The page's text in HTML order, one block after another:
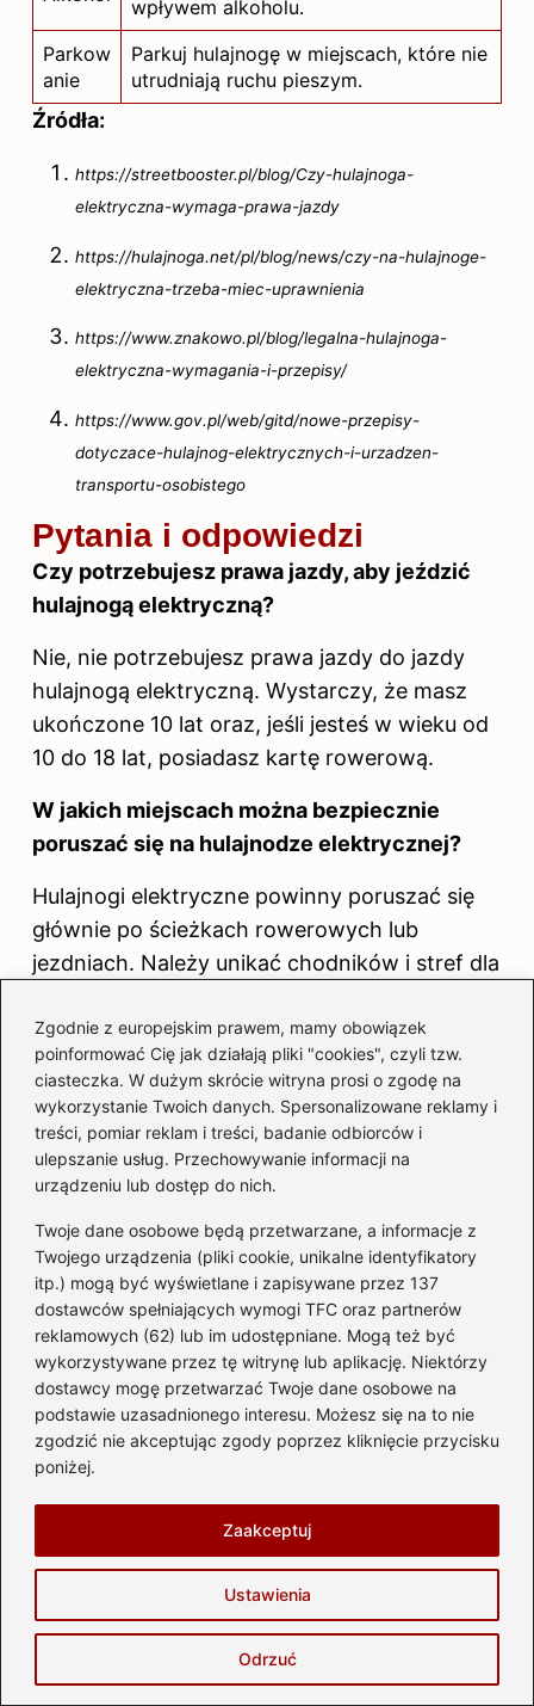
Zgodnie z europejskim prawem, mamy obowiązek
poinformować Cię jak działają pliki "cookies", czyli tzw.
ciasteczka. W dużym skrócie witryna prosi o zgodę na
wykorzystanie Twoich danych. Spersonalizowane reklamy i
treści, pomiar reklam i treści, badanie odbiorców i
ulepszanie usług. Przechowywanie informacji na
urządzeniu lub dostęp do nich.
Twoje dane osobowe będą przetwarzane, a informacje z
Twojego urządzenia (pliki cookie, unikalne identyfikatory
itp.) mogą być wyświetlane i zapisywane przez 137
dostawców spełniających wymogi TFC oraz partnerów
reklamowych (62) lub im udostępniane. Mogą też być
wykorzystywane przez tę witrynę lub aplikację. Niektórzy
dostawcy mogę przetwarzać Twoje dane osobowe na
podstawie uzasadnionego interesu. Możesz się na to nie
zgodzić nie akceptując zgody poprzez kliknięcie przycisku
poniżej.
Ustawienia
Odrzuć
Zaakceptuj
wpływem alkoholu.
Parkow
anie
Parkuj hulajnogę w miejscach, które nie
utrudniają ruchu pieszym.
Źródła:
https://streetbooster.pl/blog/Czy-hulajnoga-
elektryczna-wymaga-prawa-jazdy
https://hulajnoga.net/pl/blog/news/czy-na-hulajnoge-
elektryczna-trzeba-miec-uprawnienia
https://www.znakowo.pl/blog/legalna-hulajnoga-
elektryczna-wymagania-i-przepisy/
https://www.gov.pl/web/gitd/nowe-przepisy-
dotyczace-hulajnog-elektrycznych-i-urzadzen-
transportu-osobistego
Pytania i odpowiedzi
Czy potrzebujesz prawa jazdy, aby jeździć
hulajnogą elektryczną?
Nie, nie potrzebujesz prawa jazdy do jazdy
hulajnogą elektryczną. Wystarczy, że masz
ukończone 10 lat oraz, jeśli jesteś w wieku od
10 do 18 lat, posiadasz kartę rowerową.
W jakich miejscach można bezpiecznie
poruszać się na hulajnodze elektrycznej?
Hulajnogi elektryczne powinny poruszać się
głównie po ścieżkach rowerowych lub
jezdniach. Należy unikać chodników i stref dla
niebezpieczeństwo oraz uniknąć mandatu.
Czy na hulajnodze elektrycznej można
jeździć w dwie osoby?
Nie, jazda na hulajnodze elektrycznej w dwie
osoby jest zabroniona i karalna. Mandat za to
wykroczenie wynosi aż 300 zł.
Czy hulajnoga elektryczna musi być
wyposażona w określone elementy
bezpieczeństwa?
Tak, hulajnoga elektryczna powinna być
wyposażona co najmniej w dwa niezależne
hamulce, kierownicę oraz odpowiednie
oświetlenie. Te elementy są kluczowe dla
bezpieczeństwa użytkownika.
Czy posiadanie ubezpieczenia dla hulajnogi
elektrycznej jest obowiązkowe w Polsce?
Nie, ubezpieczenie odpowiedzialności cywilnej